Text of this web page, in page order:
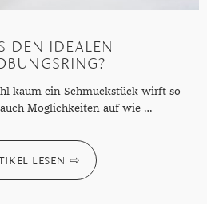
DEN IDEALEN
kaum ein Schmuckstück wirft so
Möglichkeiten auf wie …
LESEN